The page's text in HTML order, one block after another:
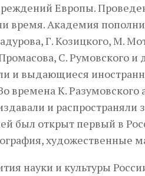
Европы.
время. Академия
Г. Козицкого, М.
С. Румовского
и выдающиеся
времена К.
и
был открыт первый в
художественные
науки и культуры